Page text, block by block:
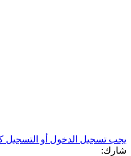
يجب تسجيل الدخول أو التسجيل
شارك: